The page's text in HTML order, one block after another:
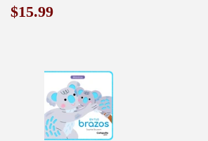
Precio
$15.99